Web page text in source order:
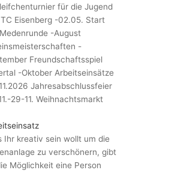
für die Jugend
Eisenberg -02.05. Start
-August
-
Freundschaftsspiel
-Oktober Arbeitseinsätze
Jahresabschlussfeier
29-11. Weihnachtsmarkt
Ihr kreativ sein wollt um die
zu verschönern, gibt
Möglichkeit eine Person